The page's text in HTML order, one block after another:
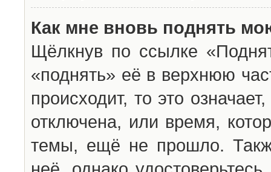
Как мне вновь поднять
Щёлкнув по ссылке
«поднять» её в верхнюю
происходит, то это
отключена, или время,
темы, ещё не прошло.